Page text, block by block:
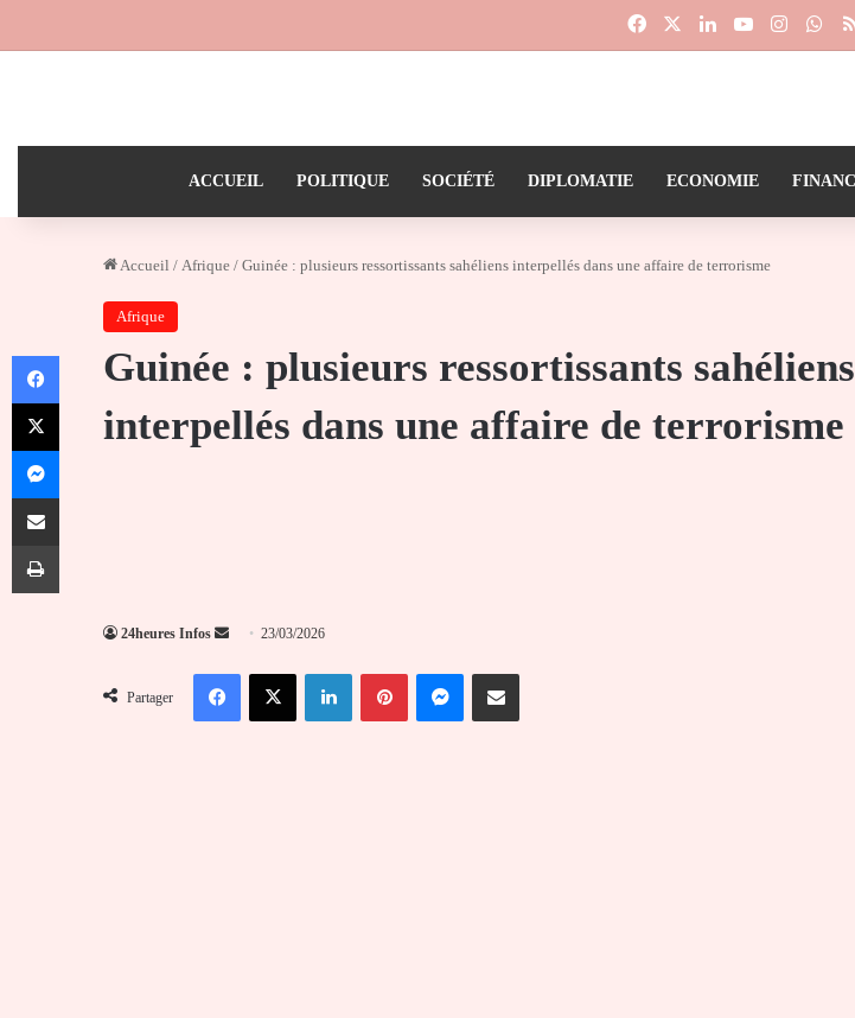
FacebookLinkedinYouTube
ACCUEIL POLITIQUE SOCIÉTÉ DIPLOMATIE ECONOMIE
Accueil / Afrique / Guinée : plusieurs ressortissants sahéliens interpellés dans une affaire de terrorisme
Afrique
Guinée : plusieurs ressortissants sahéliens
interpellés dans une affaire de terrorisme
24heures Infos
Envoyer
courriel
23/03/2026
Partager
FacebookX LinkedinPinterestMessengerPartager par email
Facebook
X
Messenger
Partager par email